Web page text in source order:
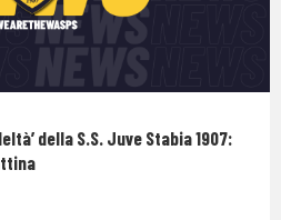
della S.S. Juve Stabia 1907: